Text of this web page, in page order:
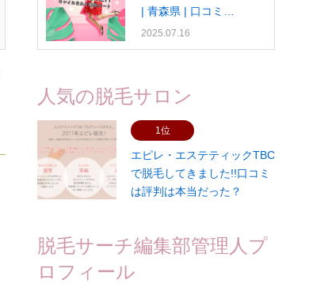
| 青森県 | 口コミ…
2025.07.16
人気の脱毛サロン
1位
エピレ・エステティックTBC
で脱毛してきました!!口コミ
は評判は本当だった？
脱毛サーチ編集部管理人プ
ロフィール